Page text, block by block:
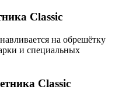
Classic
на обрешётку
и специальных
Classic